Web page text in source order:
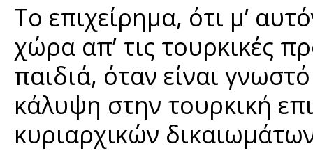
Το επιχείρημα, ότι μ’
χώρα απ’ τις τουρκικές
παιδιά, όταν είναι
κάλυψη στην τουρκική
κυριαρχικών